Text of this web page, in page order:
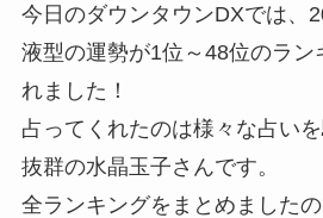
今日のダウンタウンDXでは、
液型の運勢が1位～48位のラン
れました！
占ってくれたのは様々な占い
抜群の水晶玉子さんです。
全ランキングをまとめました